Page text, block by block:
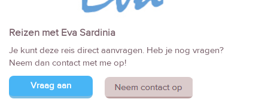
Reizen met Eva Sardinia
Je kunt deze reis direct aanvragen. Heb je nog vragen?
Neem dan contact met me op!
Vraag aan